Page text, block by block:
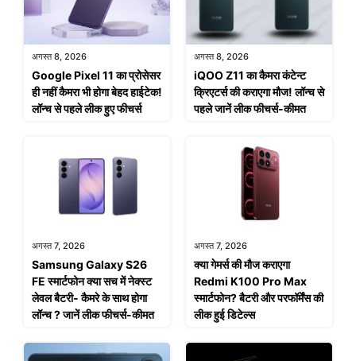
अगस्त 8, 2026
Google Pixel 11 का प्रोसेसर
ही नहीं कैमरा भी होगा बेहद हाईटेक!
लॉन्च से पहले लीक हुए फीचर्स
अगस्त 8, 2026
iQOO Z11 का कैमरा कंटेन्ट
क्रिएटर्स की कराएगा मौज! लॉन्च से
पहले जानें लीक फीचर्स-कीमत
अगस्त 7, 2026
Samsung Galaxy S26
FE स्मार्टफोन क्या सच में नेक्स्ट
लेवल बैटरी- कैमरे के साथ होगा
लॉन्च ? जानें लीक फीचर्स-कीमत
अगस्त 7, 2026
क्या गेमर्स की मौज कराएगा
Redmi K100 Pro Max
स्मार्टफोन? बैटरी और परफॉर्मेंस की
लीक हुई डिटेल्स